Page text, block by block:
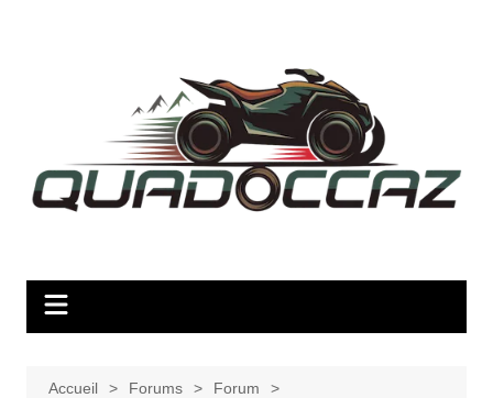
Accueil Forums
Forum